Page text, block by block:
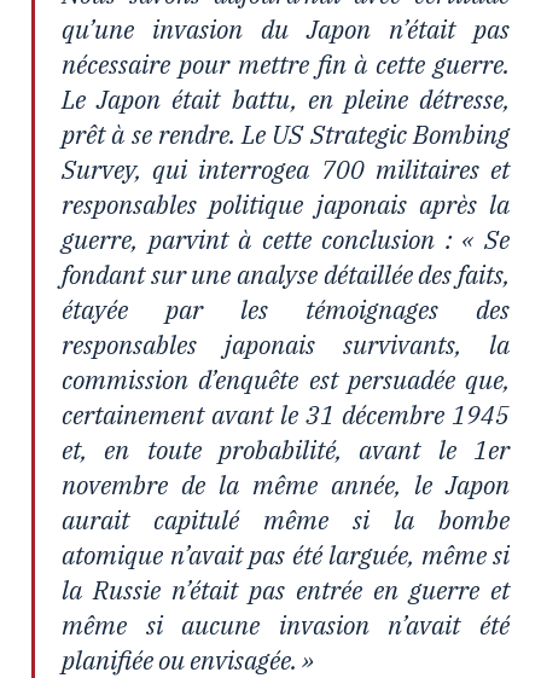
qu’une invasion du Japon n’était pas
nécessaire pour mettre fin à cette guerre.
Le Japon était battu, en pleine détresse,
prêt à se rendre. Le US Strategic Bombing
Survey, qui interrogea 700 militaires et
responsables politique japonais après la
guerre, parvint à cette conclusion : « Se
fondant sur une analyse détaillée des faits,
étayée par les témoignages des
responsables japonais survivants, la
commission d’enquête est persuadée que,
certainement avant le 31 décembre 1945
et, en toute probabilité, avant le 1er
novembre de la même année, le Japon
aurait capitulé même si la bombe
atomique n’avait pas été larguée, même si
la Russie n’était pas entrée en guerre et
même si aucune invasion n’avait été
planifiée ou envisagée. »